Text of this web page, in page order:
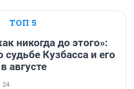
ТОП 5
никогда до этого»:
судьбе Кузбасса и его
августе
24